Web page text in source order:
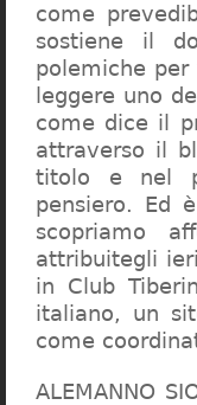
come
sostiene il
polemiche per
leggere uno
come dice il
attraverso il
titolo e nel
pensiero. Ed
scopriamo
attribuitegli
in Club
italiano, un
come
ALEMANNO